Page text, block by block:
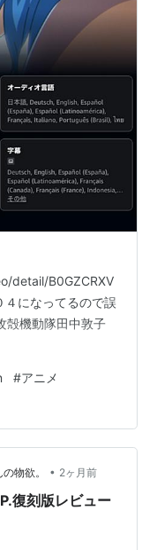
detail/B0GZCRXV
４になってるので誤
殻機動隊田中敦子
#アニメ
物欲。 • 2ヶ月前
復刻版レビュー